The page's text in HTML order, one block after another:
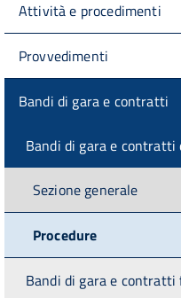
Attività e procedimenti
Provvedimenti
Bandi di gara e contratti
Bandi di gara e
Sezione generale
Procedure
Bandi di gara e